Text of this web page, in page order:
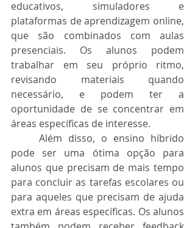
educativos, simuladores e
plataformas de aprendizagem online,
que são combinados com aulas
presenciais. Os alunos podem
trabalhar em seu próprio ritmo,
revisando materiais quando
necessário, e podem ter a
oportunidade de se concentrar em
áreas específicas de interesse.
pode ser uma ótima opção para
alunos que precisam de mais tempo
para concluir as tarefas escolares ou
para aqueles que precisam de ajuda
extra em áreas específicas. Os alunos